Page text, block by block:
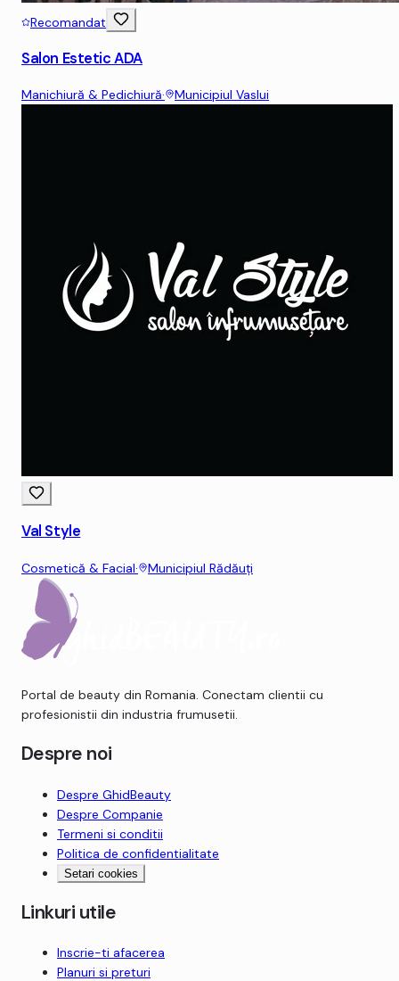
Recomandat
Salon Estetic ADA
Manichiură & Pedichiură· Municipiul Vaslui
Val Style
Cosmetică & Facial· Municipiul Rădăuţi
Portal de beauty din Romania. Conectam clientii cu
profesionistii din industria frumusetii.
Despre noi
Despre GhidBeauty
Despre Companie
Termeni si conditii
Politica de confidentialitate
Setari cookies
Linkuri utile
Inscrie-ti afacerea
Planuri si preturi